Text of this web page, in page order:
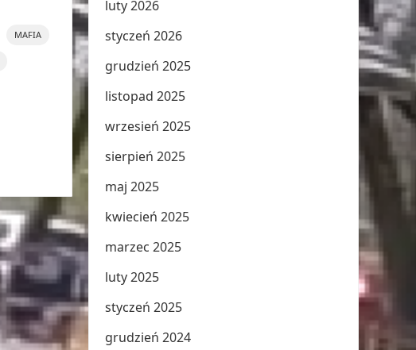
MAFIA
luty 2026
styczeń 2026
grudzień 2025
listopad 2025
wrzesień 2025
sierpień 2025
maj 2025
kwiecień 2025
marzec 2025
luty 2025
styczeń 2025
grudzień 2024